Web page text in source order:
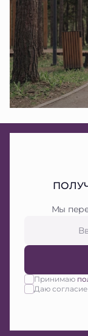
Мы
Принимаю
Даю согласие